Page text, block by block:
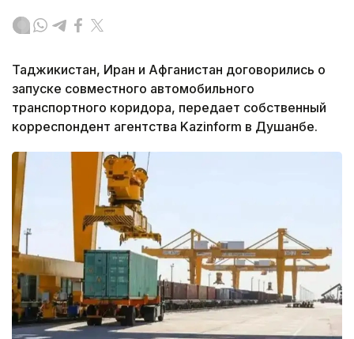
Таджикистан, Иран и Афганистан договорились о
запуске совместного автомобильного
транспортного коридора, передает собственный
корреспондент агентства Kazinform в Душанбе.